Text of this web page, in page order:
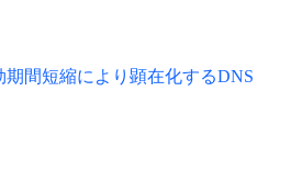
期間短縮により顕在化するDNS